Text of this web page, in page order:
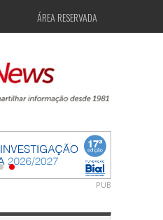
ÁREA RESERVADA
PUB